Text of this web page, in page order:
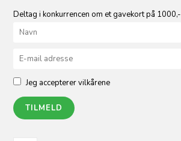
Deltag i konkurrencen om et gavekort på 1000,-
Jeg accepterer vilkårene